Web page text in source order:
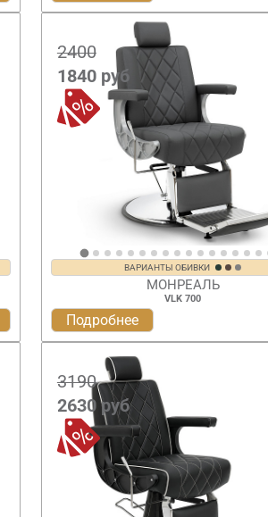
2400
1840руб
ВАРИАНТЫ ОБИВКИ
МОНРЕАЛЬ
VLK 700
Подробнее
3190
2630руб